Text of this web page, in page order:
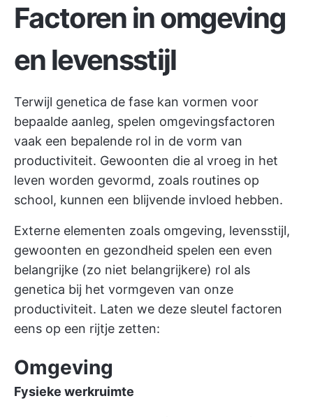
Factoren in omgeving
en levensstijl
Terwijl genetica de fase kan vormen voor
bepaalde aanleg, spelen omgevingsfactoren
vaak een bepalende rol in de vorm van
productiviteit. Gewoonten die al vroeg in het
leven worden gevormd, zoals routines op
school, kunnen een blijvende invloed hebben.
Externe elementen zoals omgeving, levensstijl,
gewoonten en gezondheid spelen een even
belangrijke (zo niet belangrijkere) rol als
genetica bij het vormgeven van onze
productiviteit. Laten we deze sleutel factoren
eens op een rijtje zetten:
Omgeving
Fysieke werkruimte